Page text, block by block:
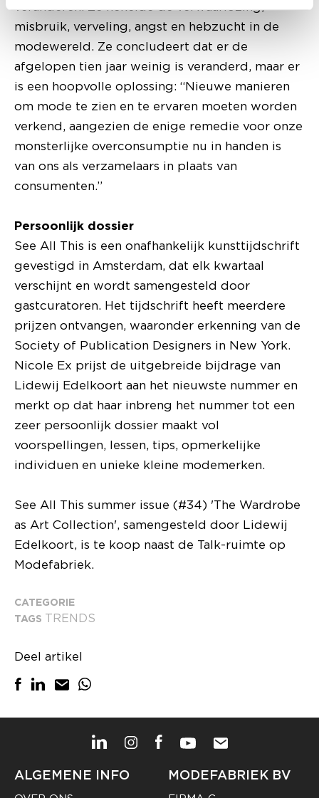
misbruik, verveling, angst en hebzucht in de
modewereld. Ze concludeert dat er de
afgelopen tien jaar weinig is veranderd, maar er
is een hoopvolle oplossing: “Nieuwe manieren
om mode te zien en te ervaren moeten worden
verkend, aangezien de enige remedie voor onze
monsterlijke overconsumptie nu in handen is
van ons als verzamelaars in plaats van
consumenten.”
Persoonlijk dossier
See All This is een onafhankelijk kunsttijdschrift
gevestigd in Amsterdam, dat elk kwartaal
verschijnt en wordt samengesteld door
gastcuratoren. Het tijdschrift heeft meerdere
prijzen ontvangen, waaronder erkenning van de
Society of Publication Designers in New York.
Nicole Ex prijst de uitgebreide bijdrage van
Lidewij Edelkoort aan het nieuwste nummer en
merkt op dat haar inbreng het nummer tot een
zeer persoonlijk dossier maakt vol
voorspellingen, lessen, tips, opmerkelijke
individuen en unieke kleine modemerken.
See All This summer issue (#34) 'The Wardrobe
as Art Collection', samengesteld door Lidewij
Edelkoort, is te koop naast de Talk-ruimte op
Modefabriek.
CATEGORIE
TAGS TRENDS
Deel artikel
ALGEMENE INFO MODEFABRIEK BV